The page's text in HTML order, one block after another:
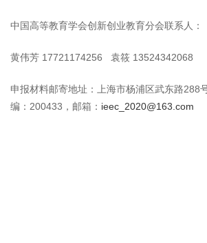
中国高等教育学会创新创业教育分会联系人：
黄伟芳 17721174256 袁筱 13524342068
申报材料邮寄地址：上海市杨浦区武东路288
编：200433，邮箱： ieec_2020@163.com